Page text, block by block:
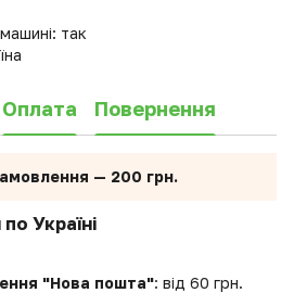
так
Оплата Повернення
— 200 грн.
Україні
"Нова пошта": від 60 грн.